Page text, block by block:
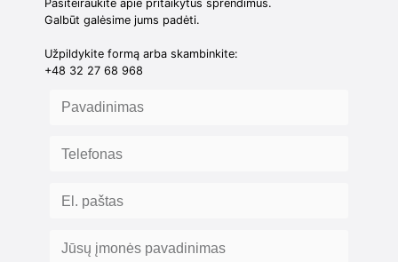
Pasiteiraukite apie pritaikytus sprendimus.
Galbūt galėsime jums padėti.
Užpildykite formą arba skambinkite:
+48 32 27 68 968